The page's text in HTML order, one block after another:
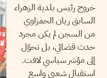
خروج رئيس بلدية الزهراء
السابق ريان الحمزاوي
من السجن لم يكن مجرد
حدث قضائي، بل تحوّل
إلى مؤشر سياسي لافت.
استقبال شعبي واسع